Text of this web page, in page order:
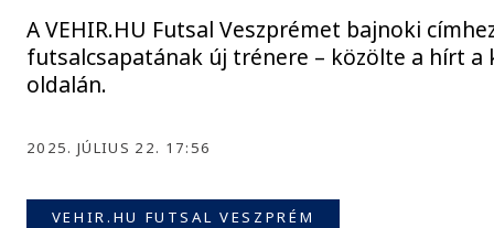
A VEHIR.HU Futsal Veszprémet bajnoki
futsalcsapatának új trénere – közölte a hírt
oldalán.
2025. JÚLIUS 22. 17:56
VEHIR.HU FUTSAL VESZPRÉM